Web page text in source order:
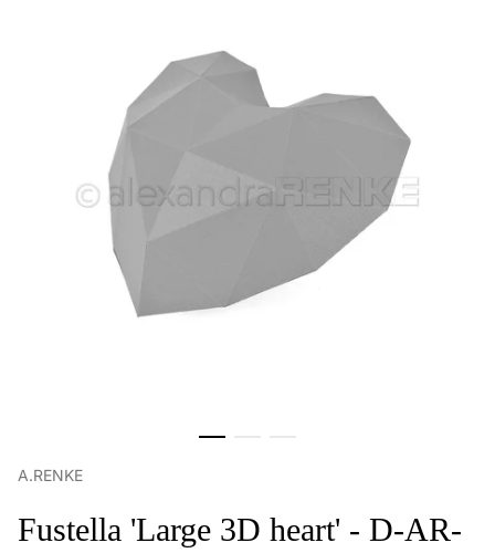
A.RENKE
Fustella 'Large 3D heart' - D-AR-